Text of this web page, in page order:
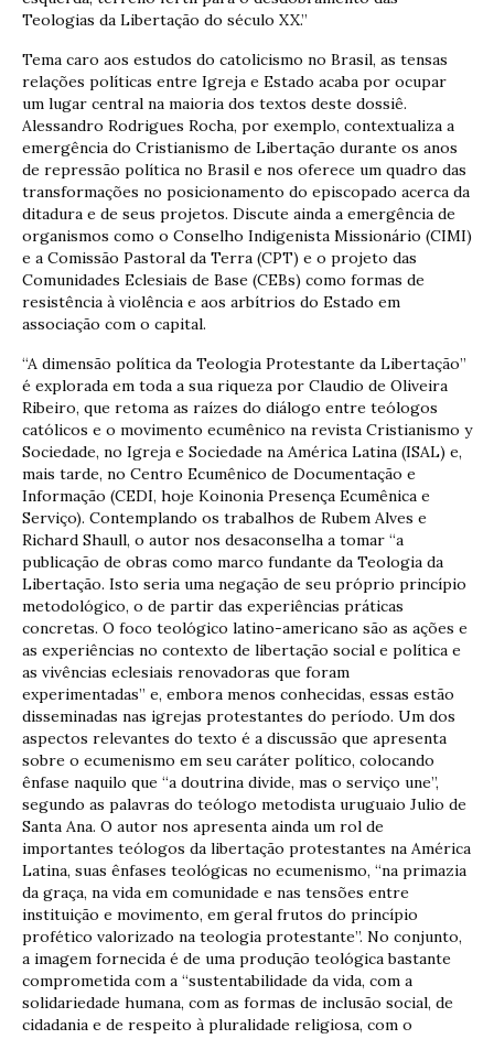
Teologias da Libertação do século XX.”
Tema caro aos estudos do catolicismo no Brasil, as tensas
relações políticas entre Igreja e Estado acaba por ocupar
um lugar central na maioria dos textos deste dossiê.
Alessandro Rodrigues Rocha, por exemplo, contextualiza a
emergência do Cristianismo de Libertação durante os anos
de repressão política no Brasil e nos oferece um quadro das
transformações no posicionamento do episcopado acerca da
ditadura e de seus projetos. Discute ainda a emergência de
organismos como o Conselho Indigenista Missionário (CIMI)
e a Comissão Pastoral da Terra (CPT) e o projeto das
Comunidades Eclesiais de Base (CEBs) como formas de
resistência à violência e aos arbítrios do Estado em
associação com o capital.
“A dimensão política da Teologia Protestante da Libertação”
é explorada em toda a sua riqueza por Claudio de Oliveira
Ribeiro, que retoma as raízes do diálogo entre teólogos
católicos e o movimento ecumênico na revista Cristianismo y
Sociedade, no Igreja e Sociedade na América Latina (ISAL) e,
mais tarde, no Centro Ecumênico de Documentação e
Informação (CEDI, hoje Koinonia Presença Ecumênica e
Serviço). Contemplando os trabalhos de Rubem Alves e
Richard Shaull, o autor nos desaconselha a tomar “a
publicação de obras como marco fundante da Teologia da
Libertação. Isto seria uma negação de seu próprio princípio
metodológico, o de partir das experiências práticas
concretas. O foco teológico latino-americano são as ações e
as experiências no contexto de libertação social e política e
as vivências eclesiais renovadoras que foram
experimentadas” e, embora menos conhecidas, essas estão
disseminadas nas igrejas protestantes do período. Um dos
aspectos relevantes do texto é a discussão que apresenta
sobre o ecumenismo em seu caráter político, colocando
ênfase naquilo que “a doutrina divide, mas o serviço une”,
segundo as palavras do teólogo metodista uruguaio Julio de
Santa Ana. O autor nos apresenta ainda um rol de
importantes teólogos da libertação protestantes na América
Latina, suas ênfases teológicas no ecumenismo, “na primazia
da graça, na vida em comunidade e nas tensões entre
instituição e movimento, em geral frutos do princípio
profético valorizado na teologia protestante”. No conjunto,
a imagem fornecida é de uma produção teológica bastante
comprometida com a “sustentabilidade da vida, com a
solidariedade humana, com as formas de inclusão social, de
cidadania e de respeito à pluralidade religiosa, com o